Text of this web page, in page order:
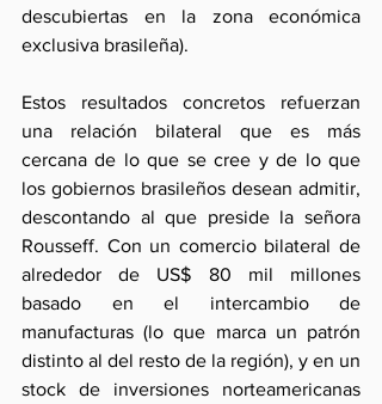
descubiertas en la zona económica
exclusiva brasileña).
Estos resultados concretos refuerzan
una relación bilateral que es más
cercana de lo que se cree y de lo que
los gobiernos brasileños desean admitir,
descontando al que preside la señora
Rousseff. Con un comercio bilateral de
alrededor de US$ 80 mil millones
basado en el intercambio de
manufacturas (lo que marca un patrón
distinto al del resto de la región), y en un
stock de inversiones norteamericanas